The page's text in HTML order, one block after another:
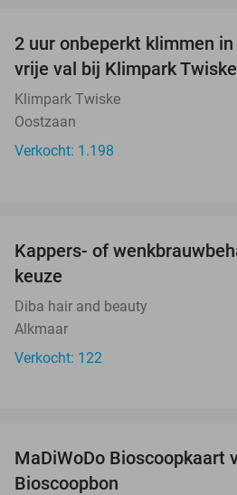
2 uur onbeperkt klimmen
vrije val bij Klimpark Twiske
Klimpark Twiske
Oostzaan
Verkocht: 1.198
Kappers- of
keuze
Diba hair and beauty
Alkmaar
Verkocht: 122
MaDiWoDo Bioscoopkaart
Bioscoopbon